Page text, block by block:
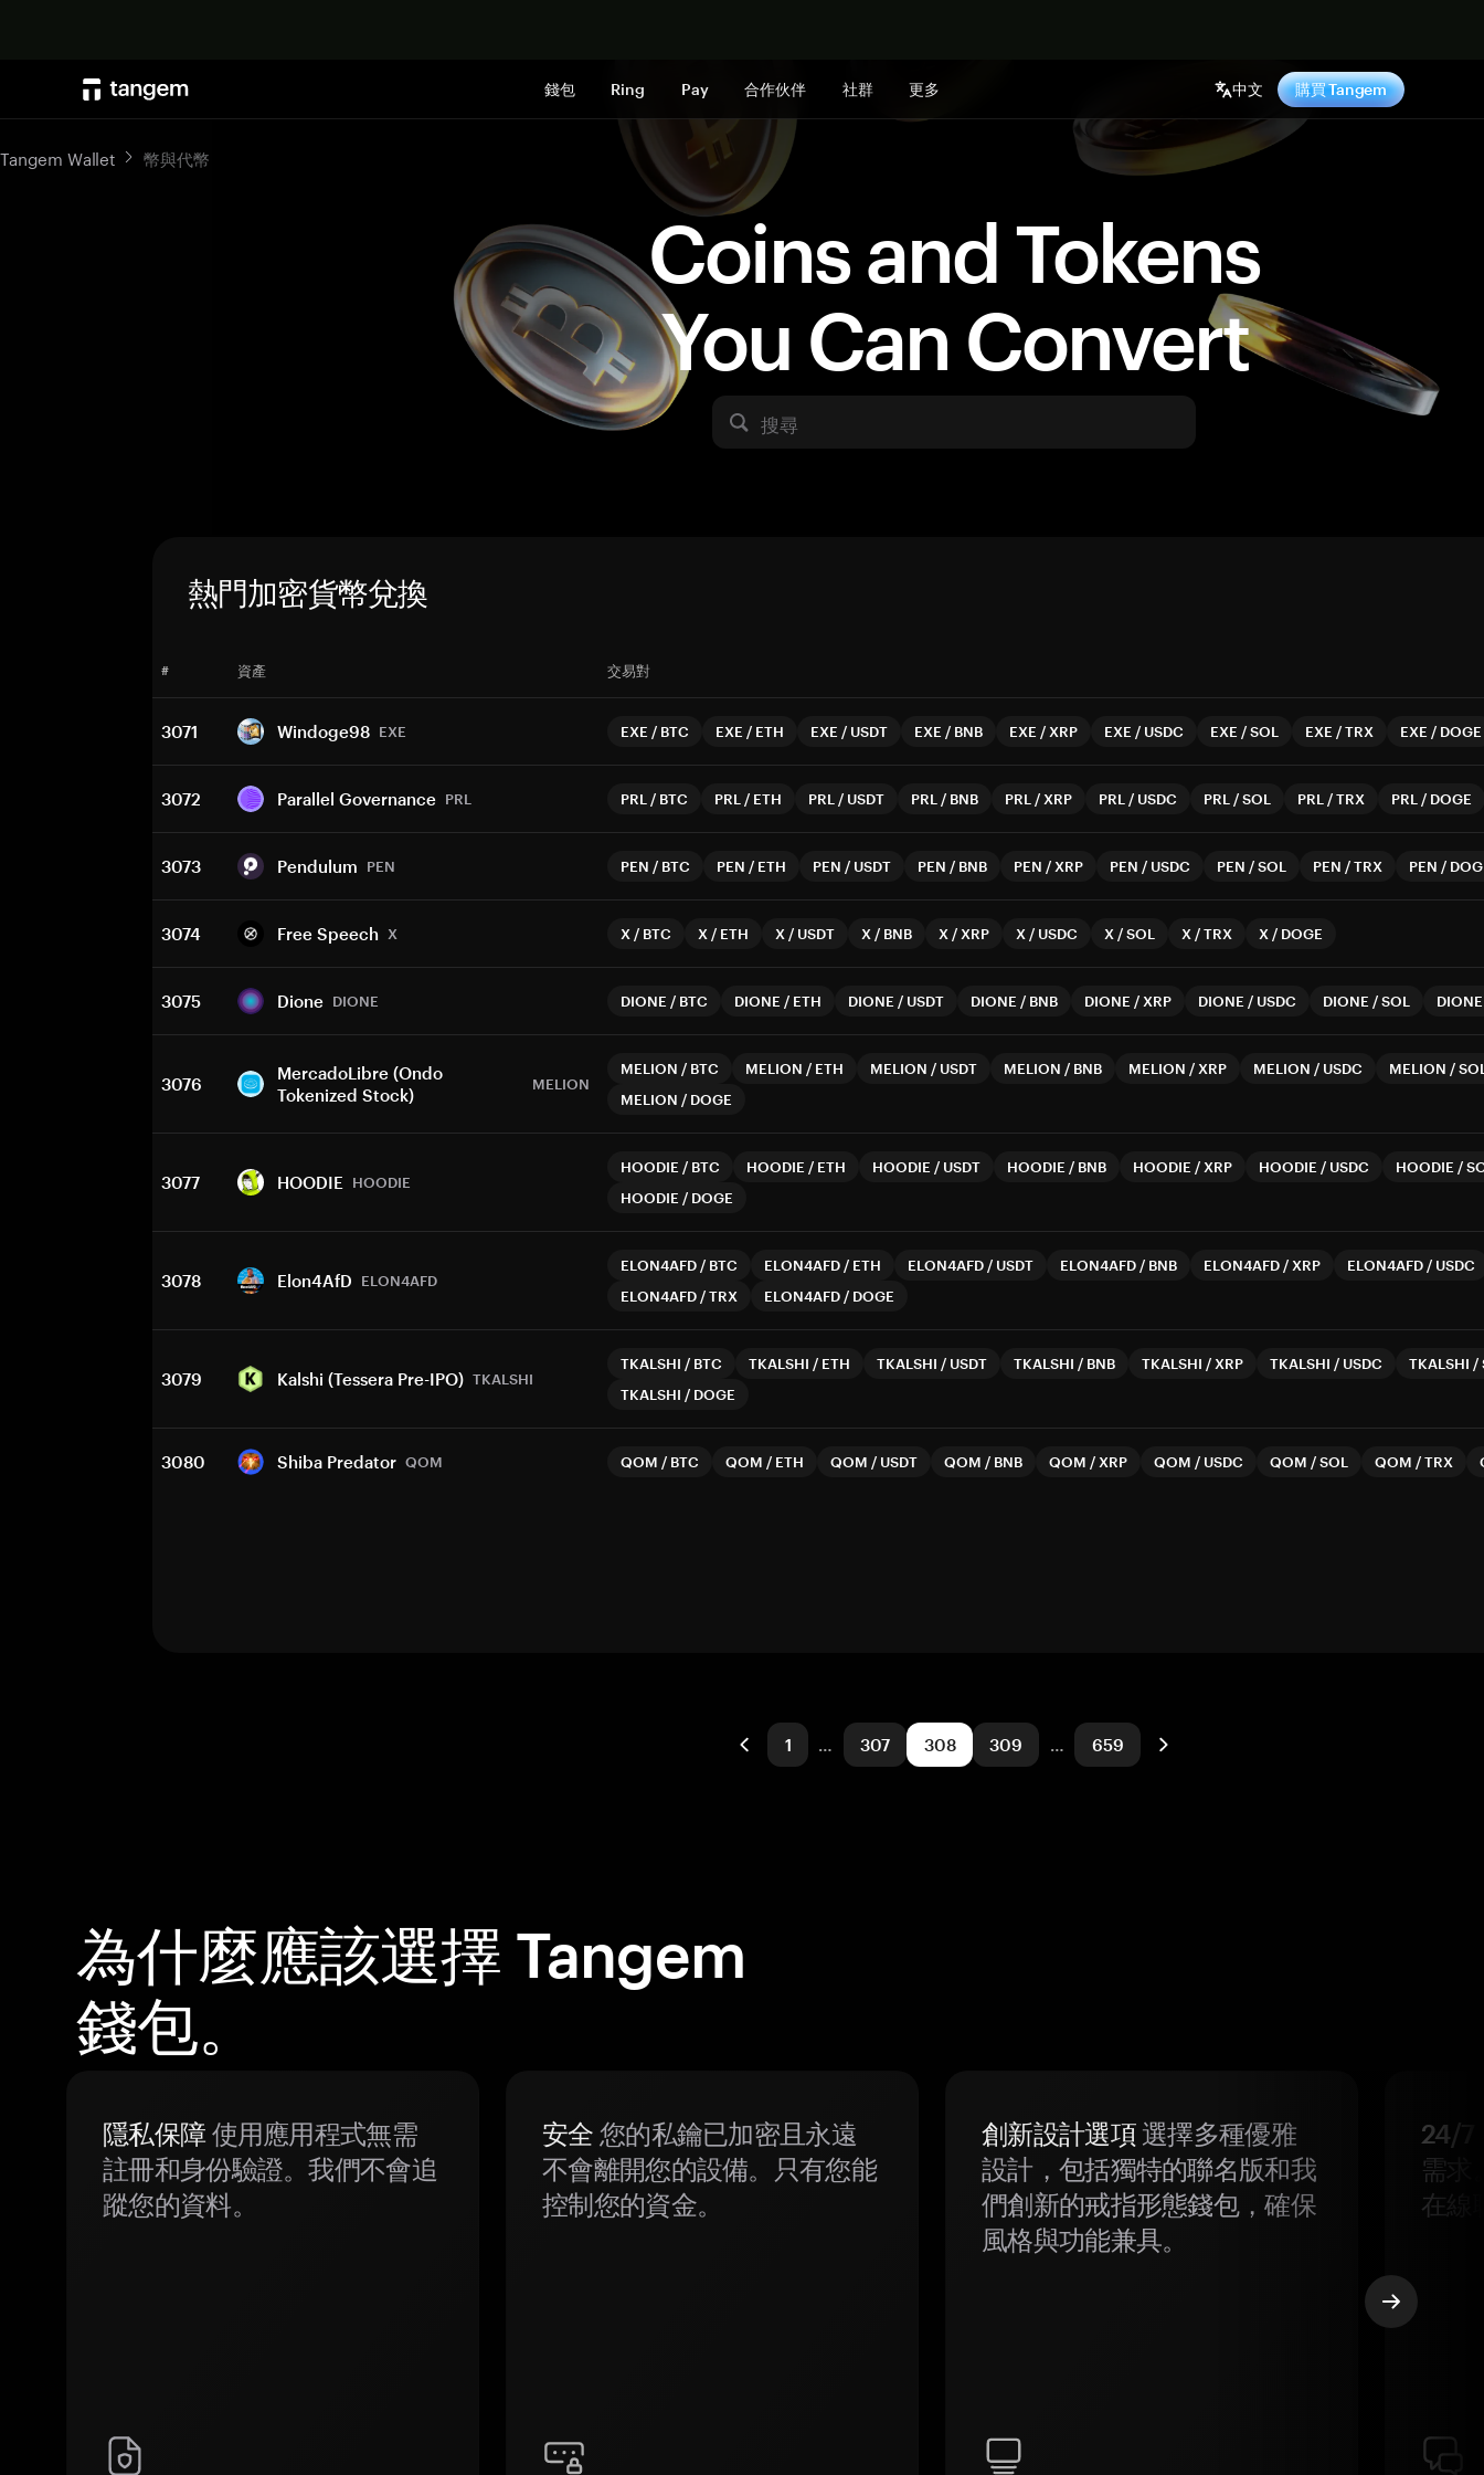
錢包 Ring Pay 合作伙伴 社群 更多 中文 購買 Tangem
Coins and Tokens
You Can Convert
搜尋
Tangem Wallet 幣與代幣
熱門加密貨幣兌換
# 資產 交易對
3071 Windoge98 EXE EXE / BTC EXE / ETH EXE / USDT EXE / BNB EXE / XRP EXE / USDC EXE /SOL EXE /TRX EXE / DOGE
3072 Parallel Governance PRL PRL / BTC PRL / ETH PRL / USDT PRL / BNB PRL / XRP PRL / USDC PRL /SOL PRL /TRX PRL / DOGE
3073 Pendulum PEN PEN / BTC PEN / ETH PEN / USDT PEN / BNB PEN / XRP PEN / USDC PEN /SOL PEN /TRX PEN /
3074 Free Speech X X / BTC X / ETH X / USDT X / BNB X / XRP X / USDC X /SOL X /TRX X / DOGE
3075 Dione DIONE DIONE / BTC DIONE / ETH DIONE / USDT DIONE / BNB DIONE / XRP DIONE / USDC DIONE /SOL DIONE
3076
MercadoLibre (Ondo
Tokenized Stock)
MELION
MELION / BTC MELION / ETH MELION / USDT MELION / BNB MELION / XRP MELION / USDC MELION /
MELION / DOGE
3077 HOODIE HOODIE
HOODIE / BTC HOODIE / ETH HOODIE / USDT HOODIE / BNB HOODIE / XRP HOODIE / USDC HOODIE /
HOODIE / DOGE
3078 Elon4AfD ELON4AFD
ELON4AFD / BTC ELON4AFD / ETH ELON4AFD / USDT ELON4AFD / BNB ELON4AFD / XRP ELON4AFD / USDC
ELON4AFD /TRX ELON4AFD / DOGE
3079 Kalshi (Tessera Pre-IPO) TKALSHI
TKALSHI / BTC TKALSHI / ETH TKALSHI / USDT TKALSHI / BNB TKALSHI / XRP TKALSHI / USDC TKALSHI /
TKALSHI / DOGE
3080 Shiba Predator QOM QOM / BTC QOM / ETH QOM / USDT QOM / BNB QOM / XRP QOM / USDC QOM /SOL QOM /TRX
1 … 307 308 309 … 659
為什麼應該選擇 Tangem
錢包。
隱私保障使用應用程式無需
註冊和身份驗證。我們不會追
蹤您的資料。
安全 您的私鑰已加密且永遠
不會離開您的設備。只有您能
控制您的資金。
創新設計選項選擇多種優雅
設計，包括獨特的聯名版和我
們創新的戒指形態錢包，確保
風格與功能兼具。
24/7
需求
在線